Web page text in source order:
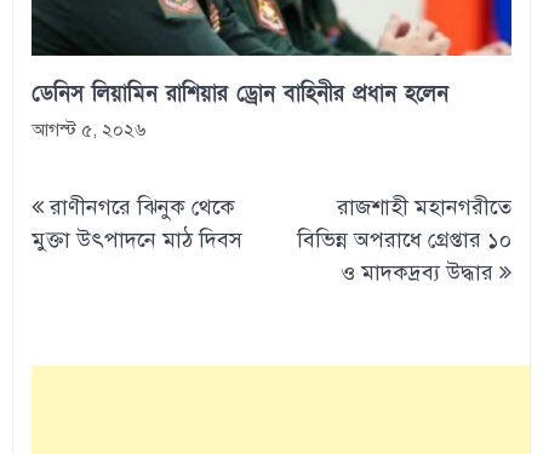
ডেনিস লিয়ামিন রাশিয়ার ড্রোন বাহিনীর প্রধান হলেন
আগস্ট ৫, ২০২৬
Post
navigation
রাণীনগরে ঝিনুক থেকে
মুক্তা উৎপাদনে মাঠ দিবস
রাজশাহী মহানগরীতে
বিভিন্ন অপরাধে গ্রেপ্তার ১০
ও মাদকদ্রব্য উদ্ধার